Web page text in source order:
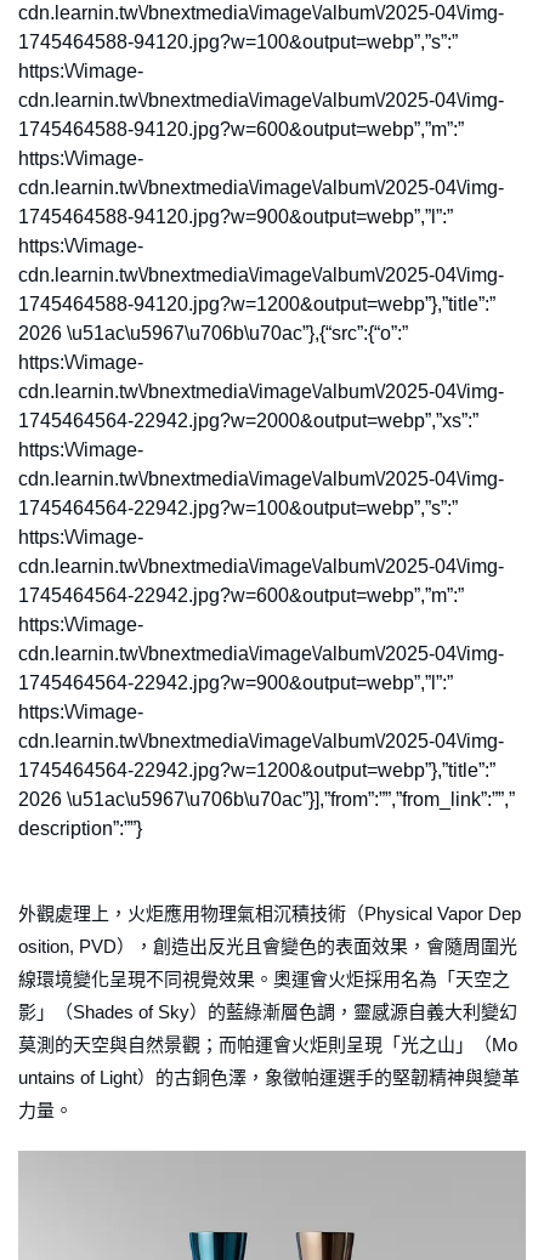
cdn.learnin.tw\/bnextmedia\/image\/album\/2025-04\/img-
1745464588-94120.jpg?w=100&output=webp”,”s”:”
https:\/\/image-
cdn.learnin.tw\/bnextmedia\/image\/album\/2025-04\/img-
1745464588-94120.jpg?w=600&output=webp”,”m”:”
https:\/\/image-
cdn.learnin.tw\/bnextmedia\/image\/album\/2025-04\/img-
1745464588-94120.jpg?w=900&output=webp”,”l”:”
https:\/\/image-
cdn.learnin.tw\/bnextmedia\/image\/album\/2025-04\/img-
1745464588-94120.jpg?w=1200&output=webp”},”title”:”
2026 \u51ac\u5967\u706b\u70ac”},{“src”:{“o”:”
https:\/\/image-
cdn.learnin.tw\/bnextmedia\/image\/album\/2025-04\/img-
1745464564-22942.jpg?w=2000&output=webp”,”xs”:”
https:\/\/image-
cdn.learnin.tw\/bnextmedia\/image\/album\/2025-04\/img-
1745464564-22942.jpg?w=100&output=webp”,”s”:”
https:\/\/image-
cdn.learnin.tw\/bnextmedia\/image\/album\/2025-04\/img-
1745464564-22942.jpg?w=600&output=webp”,”m”:”
https:\/\/image-
cdn.learnin.tw\/bnextmedia\/image\/album\/2025-04\/img-
1745464564-22942.jpg?w=900&output=webp”,”l”:”
https:\/\/image-
cdn.learnin.tw\/bnextmedia\/image\/album\/2025-04\/img-
1745464564-22942.jpg?w=1200&output=webp”},”title”:”
2026 \u51ac\u5967\u706b\u70ac”}],”from”:””,”from_link”:””,”
description”:””}
外觀處理上，火炬應用物理氣相沉積技術（Physical Vapor Dep
osition, PVD），創造出反光且會變色的表面效果，會隨周圍光
線環境變化呈現不同視覺效果。奧運會火炬採用名為「天空之
影」（Shades of Sky）的藍綠漸層色調，靈感源自義大利變幻
莫測的天空與自然景觀；而帕運會火炬則呈現「光之山」（Mo
untains of Light）的古銅色澤，象徵帕運選手的堅韌精神與變革
力量。